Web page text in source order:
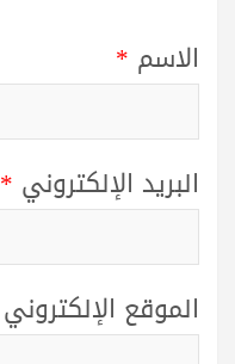
الاسم *
البريد الإلكتروني *
الموقع الإلكتروني